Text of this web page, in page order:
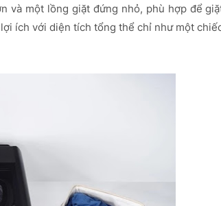
và một lồng giặt đứng nhỏ, phù hợp để
ích với diện tích tổng thể chỉ như một